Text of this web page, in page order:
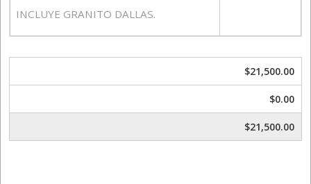
INCLUYE GRANITO DALLAS.
$21,500.00
$0.00
$21,500.00